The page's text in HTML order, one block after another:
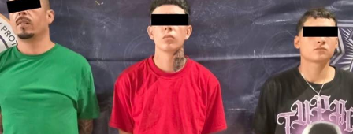
delitos y faltas administrativas.
Las sustancias y el detenido quedaron a disposición de la
Fiscalía General del Estado, autoridad encargada de dar
seguimiento a las investigaciones y determinar su
situación jurídica.